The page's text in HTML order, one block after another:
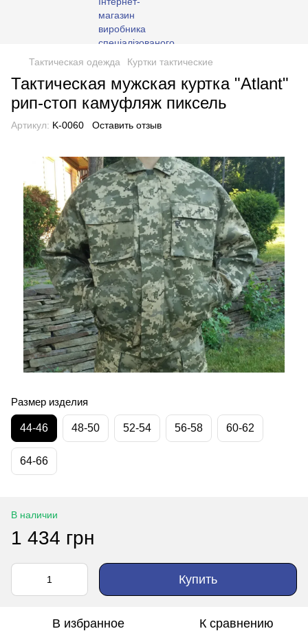
Тактическая одежда Куртки тактические
Тактическая мужская куртка "Atlant"
рип-стоп камуфляж пиксель
Артикул: K-0060 Оставить отзыв
Размер изделия
44-46 48-50 52-54 56-58 60-62
64-66
В наличии
1 434 грн
Купить
В избранное К сравнению